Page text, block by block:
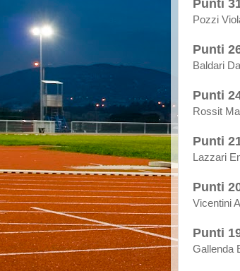
Punti
Pozzi
Punti
Baldari
Punti
Rossit
Punti
Lazzari
Punti
Vicentini
Punti
Gallenda